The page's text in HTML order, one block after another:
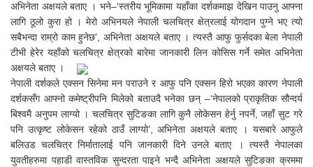
अभिनेता अक्षयले बताए । भने–‘स्तरीय भूमिकामा यहाँका दर्शकमाझ देखिन पाउनु आफ्ना
लागि ठूलो कुरा हो । मेरो अभिनयले नेपाली चलचित्र क्षेत्रलाई योगदान पुग्ने भए त्यो
सबैभन्दा राम्रो काम हुनेछ’, अभिनेता अक्षयले बताए । त्यस्तै आफु फुर्सदका बेला नेपाली
टीभी हेरेर यहाँको चलचित्र क्षेत्रको बारेमा जानकारी लिन कोसिस गर्ने समेत अभिनेता
अक्षयले बताए ।
नेपाली दर्शकले एक्सन सिनेमा मन पराउने र आफु पनि एक्सन हिरो भएका कारण नेपाली
दर्शकसँग आफ्नो कमेष्ट्रीपनि मिलेको बताउदै भनेका छन् –‘नेपालको प्राकृतिक सौन्दर्य
बिश्वमै अनुपम लाग्यो । चलचित्र सुटिङका लागि कुनै लोकेसन हेर्नु नपर्ने, जहाँ सुट गरे
पनि उत्कृष्ट लोकेसन रहेको ठाउँ लाग्यो’, अभिनेता अक्षयले बताए । यसबारे आफुले
बलिउड चलचित्र निर्मातालाई पनि जानकारी दिने उनले बताए । त्यस्तै नेपालका
युवतीहरुमा पहाडी वास्तविक सुन्दरता पाइने भन्दै अभिनेता अक्षयले सुटिङका क्रममा